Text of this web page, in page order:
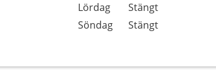
Lördag
Stängt
Söndag
Stängt